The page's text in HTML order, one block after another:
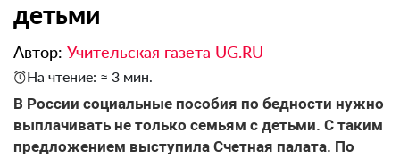
детьми
Автор: Учительская газета UG.RU
На чтение: ≈ 3 мин.
В России социальные пособия по бедности нужно
выплачивать не только семьям с детьми. С таким
предложением выступила Счетная палата. По